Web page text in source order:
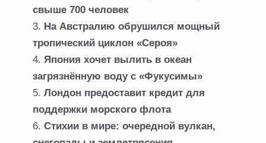
свыше 700 человек
На Австралию обрушился мощный
тропический циклон «Сероя»
Япония хочет вылить в океан
загрязнённую воду с «Фукусимы»
Лондон предоставит кредит для
поддержки морского флота
Стихии в мире: очередной вулкан,